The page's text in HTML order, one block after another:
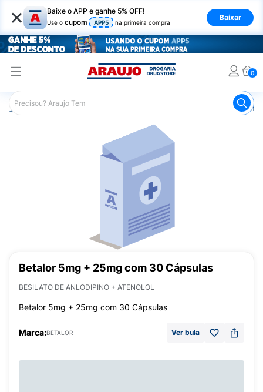
× Baixe o APP e ganhe 5% OFF!
Use o cupom APP5 na primeira compra
Baixar
0
Araujo Medicamentos
Betalor 5mg + 25mg com 30 Cápsulas
BESILATO DE ANLODIPINO + ATENOLOL
Betalor 5mg + 25mg com 30 Cápsulas
Marca:BETALOR Ver bula